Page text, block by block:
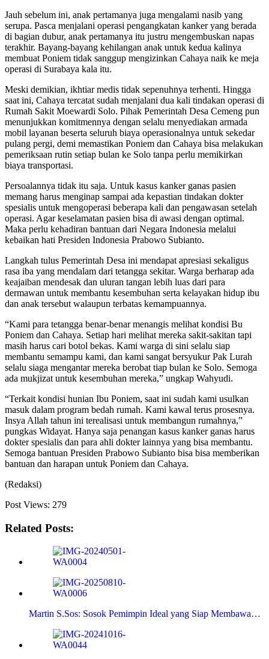
Jauh sebelum ini, anak pertamanya juga mengalami nasib yang
serupa. Pasca menjalani operasi pengangkatan kanker yang berada
di bagian dubur, anak pertamanya itu justru mengembuskan napas
terakhir. Bayang-bayang kehilangan anak untuk kedua kalinya
membuat Poniem tidak sanggup mengizinkan Cahaya naik ke meja
operasi di Surabaya kala itu.
Meski demikian, ikhtiar medis tidak sepenuhnya terhenti. Hingga
saat ini, Cahaya tercatat sudah menjalani dua kali tindakan operasi di
Rumah Sakit Moewardi Solo. Pihak Pemerintah Desa Cemeng pun
menunjukkan komitmennya dengan selalu menyediakan armada
mobil layanan beserta seluruh biaya operasionalnya untuk sekedar
pulang pergi, demi memastikan Poniem dan Cahaya bisa melakukan
pemeriksaan rutin setiap bulan ke Solo tanpa perlu memikirkan
biaya transportasi.
Persoalannya tidak itu saja. Untuk kasus kanker ganas pasien
memang harus menginap sampai ada kepastian tindakan dokter
spesialis untuk mengoperasi beberapa kali dan pengawasan setelah
operasi. Agar keselamatan pasien bisa di awasi dengan optimal.
Maka perlu kehadiran bantuan dari Negara Indonesia melalui
kebaikan hati Presiden Indonesia Prabowo Subianto.
Langkah tulus Pemerintah Desa ini mendapat apresiasi sekaligus
rasa iba yang mendalam dari tetangga sekitar. Warga berharap ada
keajaiban mendesak dan uluran tangan lebih luas dari para
dermawan untuk membantu kesembuhan serta kelayakan hidup ibu
dan anak tersebut walaupun terbatas kemampuannya.
“Kami para tetangga benar-benar menangis melihat kondisi Bu
Poniem dan Cahaya. Setiap hari melihat mereka sakit-sakitan tapi
masih harus cari botol bekas. Kami warga di sini selalu siap
membantu semampu kami, dan kami sangat bersyukur Pak Lurah
selalu siaga mengantar mereka berobat tiap bulan ke Solo. Semoga
ada mukjizat untuk kesembuhan mereka,” ungkap Wahyudi.
“Terkait kondisi hunian Ibu Poniem, saat ini sudah kami usulkan
masuk dalam program bedah rumah. Kami kawal terus prosesnya.
Insya Allah tahun ini terealisasi untuk membangun rumahnya,”
pungkas Widayat. Hanya saja penangan kasus kanker ganas harus
dokter spesialis dan para ahli dokter lainnya yang bisa membantu.
Semoga bantuan Presiden Prabowo Subianto bisa bisa memberikan
bantuan dan harapan untuk Poniem dan Cahaya.
(Redaksi)
Post Views: 279
Related Posts:
Martin S.Sos: Sosok Pemimpin Ideal yang Siap Membawa…